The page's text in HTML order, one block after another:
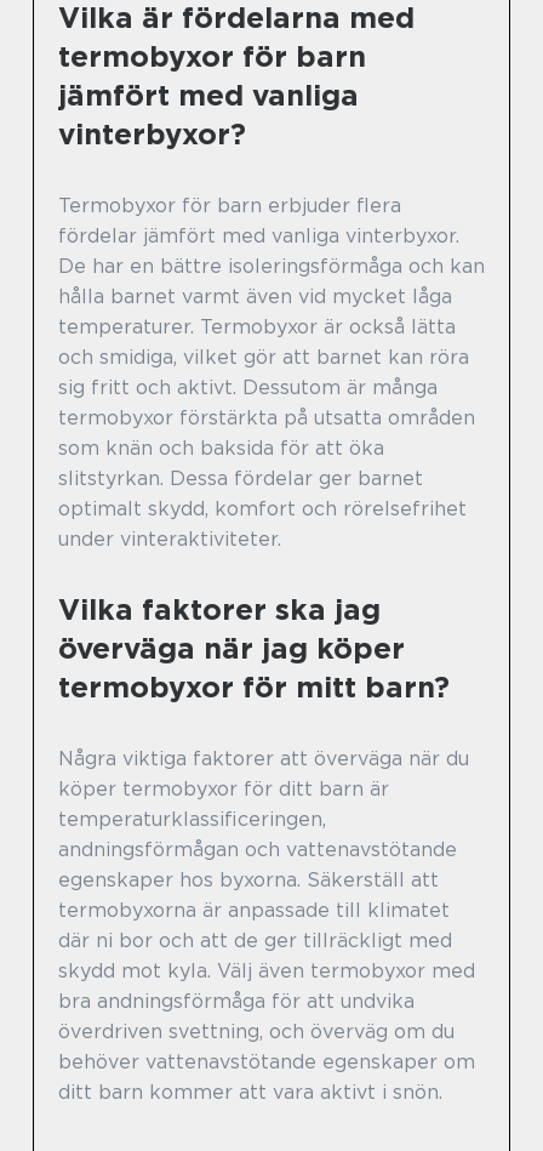
Vilka är fördelarna med
termobyxor för barn
jämfört med vanliga
vinterbyxor?
Termobyxor för barn erbjuder flera
fördelar jämfört med vanliga vinterbyxor.
De har en bättre isoleringsförmåga och kan
hålla barnet varmt även vid mycket låga
temperaturer. Termobyxor är också lätta
och smidiga, vilket gör att barnet kan röra
sig fritt och aktivt. Dessutom är många
termobyxor förstärkta på utsatta områden
som knän och baksida för att öka
slitstyrkan. Dessa fördelar ger barnet
optimalt skydd, komfort och rörelsefrihet
under vinteraktiviteter.
Vilka faktorer ska jag
överväga när jag köper
termobyxor för mitt barn?
Några viktiga faktorer att överväga när du
köper termobyxor för ditt barn är
temperaturklassificeringen,
andningsförmågan och vattenavstötande
egenskaper hos byxorna. Säkerställ att
termobyxorna är anpassade till klimatet
där ni bor och att de ger tillräckligt med
skydd mot kyla. Välj även termobyxor med
bra andningsförmåga för att undvika
överdriven svettning, och överväg om du
behöver vattenavstötande egenskaper om
ditt barn kommer att vara aktivt i snön.